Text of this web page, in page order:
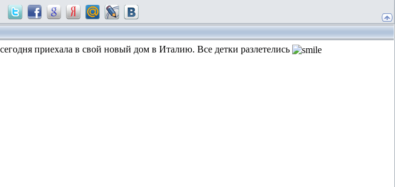
приехала в свой новый дом в Италию. Все детки разлетелись